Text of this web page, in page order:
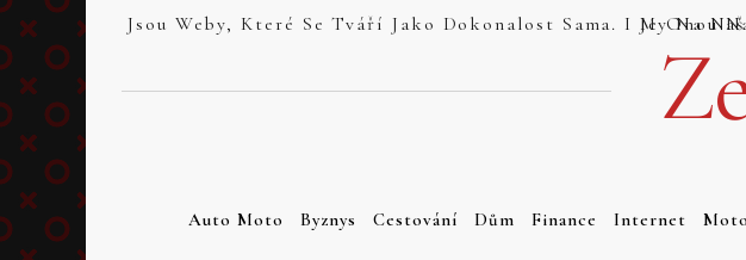
Jsou Weby, Které Se Tváří Jako Dokonalost Sama. I
Auto Moto Byznys Cestování Dům Finance Internet Moto